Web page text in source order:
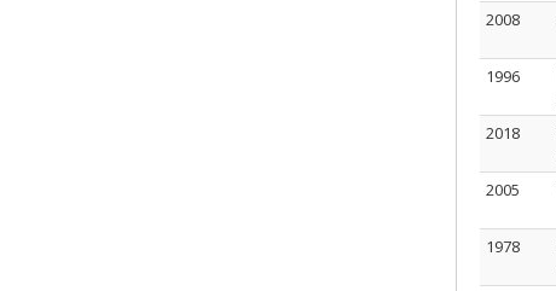
2008
1996
2018
2005
1978